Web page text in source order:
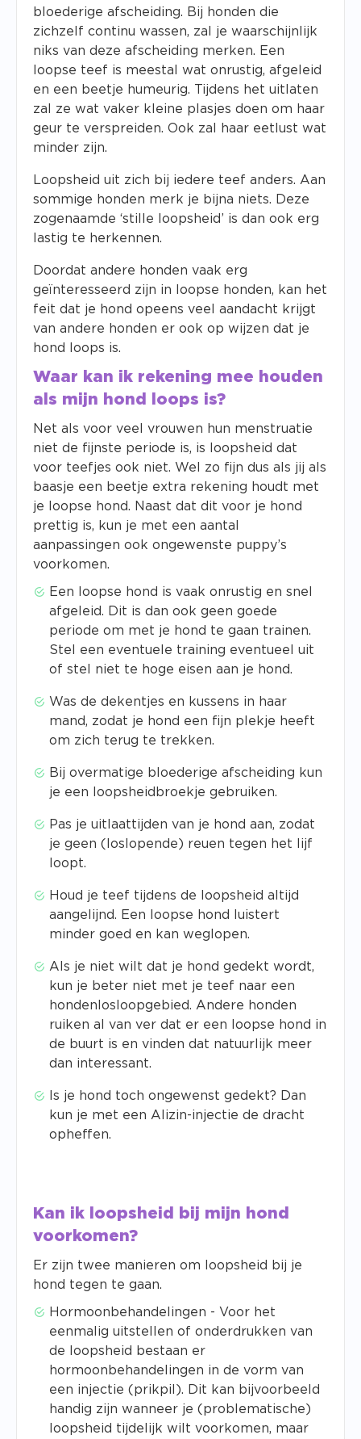
bloederige afscheiding. Bij honden die
zichzelf continu wassen, zal je waarschijnlijk
niks van deze afscheiding merken. Een
loopse teef is meestal wat onrustig, afgeleid
en een beetje humeurig. Tijdens het uitlaten
zal ze wat vaker kleine plasjes doen om haar
geur te verspreiden. Ook zal haar eetlust wat
minder zijn.
Loopsheid uit zich bij iedere teef anders. Aan
sommige honden merk je bijna niets. Deze
zogenaamde ‘stille loopsheid’ is dan ook erg
lastig te herkennen.
Doordat andere honden vaak erg
geïnteresseerd zijn in loopse honden, kan het
feit dat je hond opeens veel aandacht krijgt
van andere honden er ook op wijzen dat je
hond loops is.
Waar kan ik rekening mee houden
als mijn hond loops is?
Net als voor veel vrouwen hun menstruatie
niet de fijnste periode is, is loopsheid dat
voor teefjes ook niet. Wel zo fijn dus als jij als
baasje een beetje extra rekening houdt met
je loopse hond. Naast dat dit voor je hond
prettig is, kun je met een aantal
aanpassingen ook ongewenste puppy’s
voorkomen.
Een loopse hond is vaak onrustig en snel
afgeleid. Dit is dan ook geen goede
periode om met je hond te gaan trainen.
Stel een eventuele training eventueel uit
of stel niet te hoge eisen aan je hond.
Was de dekentjes en kussens in haar
mand, zodat je hond een fijn plekje heeft
om zich terug te trekken.
Bij overmatige bloederige afscheiding kun
je een loopsheidbroekje gebruiken.
Pas je uitlaattijden van je hond aan, zodat
je geen (loslopende) reuen tegen het lijf
loopt.
Houd je teef tijdens de loopsheid altijd
aangelijnd. Een loopse hond luistert
minder goed en kan weglopen.
Als je niet wilt dat je hond gedekt wordt,
kun je beter niet met je teef naar een
hondenlosloopgebied. Andere honden
ruiken al van ver dat er een loopse hond in
de buurt is en vinden dat natuurlijk meer
dan interessant.
Is je hond toch ongewenst gedekt? Dan
kun je met een Alizin-injectie de dracht
opheffen.
Kan ik loopsheid bij mijn hond
voorkomen?
Er zijn twee manieren om loopsheid bij je
hond tegen te gaan.
Hormoonbehandelingen - Voor het
eenmalig uitstellen of onderdrukken van
de loopsheid bestaan er
hormoonbehandelingen in de vorm van
een injectie (prikpil). Dit kan bijvoorbeeld
handig zijn wanneer je (problematische)
loopsheid tijdelijk wilt voorkomen, maar